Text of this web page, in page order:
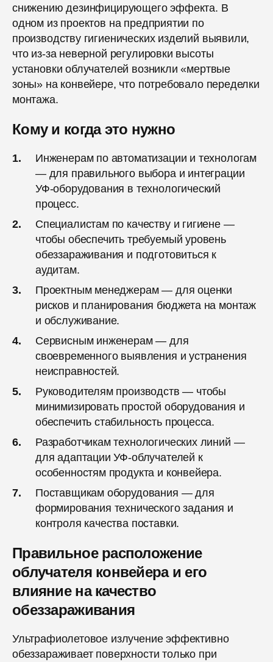
снижению дезинфицирующего эффекта. В
одном из проектов на предприятии по
производству гигиенических изделий выявили,
что из-за неверной регулировки высоты
установки облучателей возникли «мертвые
зоны» на конвейере, что потребовало переделки
монтажа.
Кому и когда это нужно
Инженерам по автоматизации и технологам
— для правильного выбора и интеграции
УФ-оборудования в технологический
процесс.
Специалистам по качеству и гигиене —
чтобы обеспечить требуемый уровень
обеззараживания и подготовиться к
аудитам.
Проектным менеджерам — для оценки
рисков и планирования бюджета на монтаж
и обслуживание.
Сервисным инженерам — для
своевременного выявления и устранения
неисправностей.
Руководителям производств — чтобы
минимизировать простой оборудования и
обеспечить стабильность процесса.
Разработчикам технологических линий —
для адаптации УФ-облучателей к
особенностям продукта и конвейера.
Поставщикам оборудования — для
формирования технического задания и
контроля качества поставки.
Правильное расположение
облучателя конвейера и его
влияние на качество
обеззараживания
Ультрафиолетовое излучение эффективно
обеззараживает поверхности только при